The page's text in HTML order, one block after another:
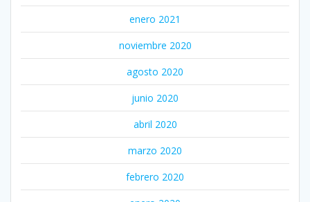
enero 2021
noviembre 2020
agosto 2020
junio 2020
abril 2020
marzo 2020
febrero 2020